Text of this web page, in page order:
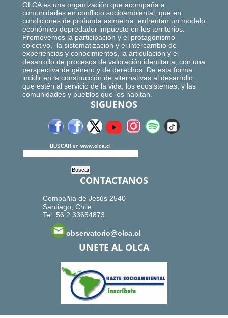
OLCA es una organización que acompaña a
comunidades en conflicto socioambiental, que en
condiciones de profunda asimetría, enfrentan un modelo
económico depredador impuesto en los territorios.
Promovemos la participación y el protagonismo
colectivo, la sistematización y el intercambio de
experiencias y conocimientos, la articulación y el
desarrollo de procesos de valoración identitaria, con una
perspectiva de género y de derechos. De esta forma
incidir en la construcción de alternativas al desarrollo,
que estén al servicio de la vida, los ecosistemas, y las
comunidades y pueblos que los habitan.
SIGUENOS
BUSCAR en www.olca.cl
CONTACTANOS
Compañía de Jesús 2540
Santiago, Chile.
Tel: 56.2.33654873
observatorio@olca.cl
UNETE AL OLCA